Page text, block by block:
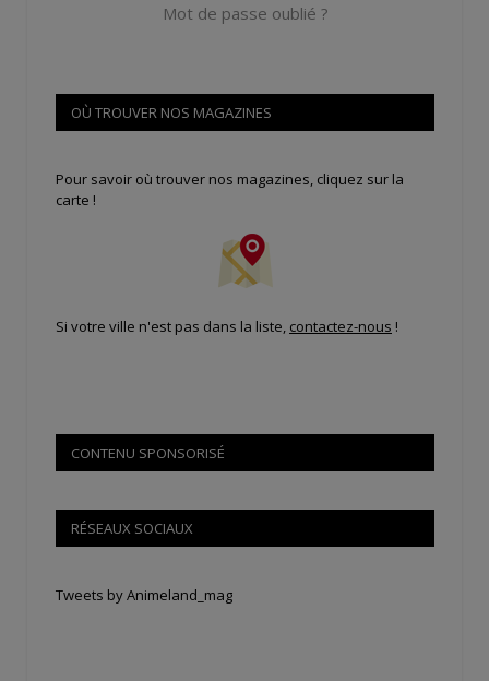
Mot de passe oublié ?
OÙ TROUVER NOS MAGAZINES
Pour savoir où trouver nos magazines, cliquez sur la
carte !
Si votre ville n'est pas dans la liste, contactez-nous !
CONTENU SPONSORISÉ
RÉSEAUX SOCIAUX
Tweets by Animeland_mag